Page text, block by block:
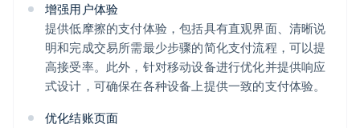
增强用户体验
提供低摩擦的支付体验，包括具有直观界面、清晰说
明和完成交易所需最少步骤的简化支付流程，可以提
高接受率。此外，针对移动设备进行优化并提供响应
式设计，可确保在各种设备上提供一致的支付体验。
优化结账页面